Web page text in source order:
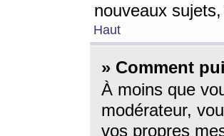
nouveaux
Haut
» Comment
À moins que
modérateur,
vos propres